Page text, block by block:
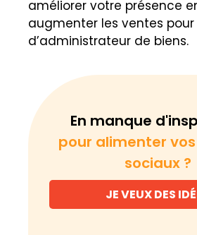
améliorer votre présence
augmenter les ventes
d’administrateur de biens.
En manque
pour alimenter
sociaux ?
JE VEUX DES